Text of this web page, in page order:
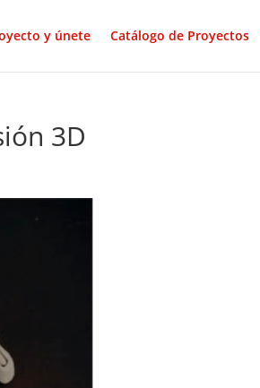
y únete Catálogo de Proyectos
3D